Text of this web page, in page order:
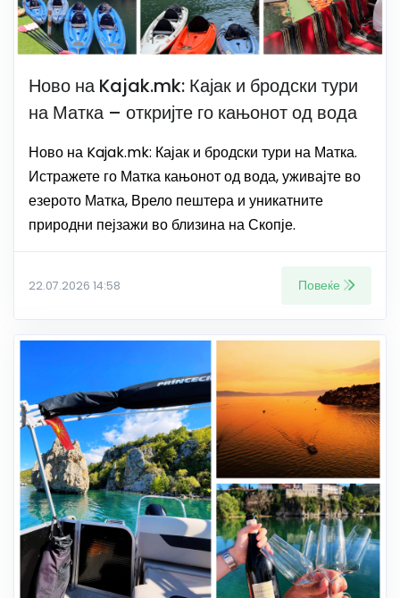
Ново на Kajak.mk: Кајак и бродски тури
на Матка – откријте го кањонот од вода
Ново на Kajak.mk: Кајак и бродски тури на Матка.
Истражете го Матка кањонот од вода, уживајте во
езерото Матка, Врело пештера и уникатните
природни пејзажи во близина на Скопје.
22.07.2026 14:58 Повеќе